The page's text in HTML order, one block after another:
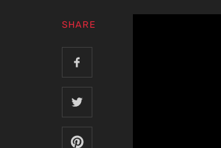
SHARE